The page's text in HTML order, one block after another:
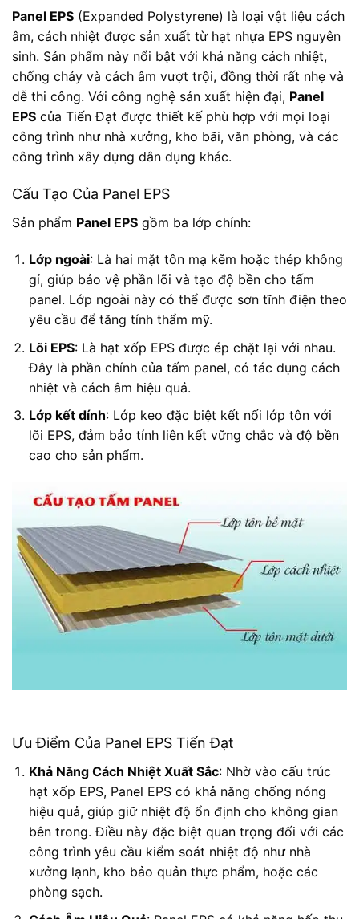
Panel EPS (Expanded Polystyrene) là loại vật liệu cách
âm, cách nhiệt được sản xuất từ hạt nhựa EPS nguyên
sinh. Sản phẩm này nổi bật với khả năng cách nhiệt,
chống cháy và cách âm vượt trội, đồng thời rất nhẹ và
dễ thi công. Với công nghệ sản xuất hiện đại, Panel
EPS của Tiến Đạt được thiết kế phù hợp với mọi loại
công trình như nhà xưởng, kho bãi, văn phòng, và các
công trình xây dựng dân dụng khác.
Cấu Tạo Của Panel EPS
Sản phẩm Panel EPS gồm ba lớp chính:
Lớp ngoài: Là hai mặt tôn mạ kẽm hoặc thép không
gỉ, giúp bảo vệ phần lõi và tạo độ bền cho tấm
panel. Lớp ngoài này có thể được sơn tĩnh điện theo
yêu cầu để tăng tính thẩm mỹ.
Lõi EPS: Là hạt xốp EPS được ép chặt lại với nhau.
Đây là phần chính của tấm panel, có tác dụng cách
nhiệt và cách âm hiệu quả.
Lớp kết dính: Lớp keo đặc biệt kết nối lớp tôn với
lõi EPS, đảm bảo tính liên kết vững chắc và độ bền
cao cho sản phẩm.
Ưu Điểm Của Panel EPS Tiến Đạt
Khả Năng Cách Nhiệt Xuất Sắc: Nhờ vào cấu trúc
hạt xốp EPS, Panel EPS có khả năng chống nóng
hiệu quả, giúp giữ nhiệt độ ổn định cho không gian
bên trong. Điều này đặc biệt quan trọng đối với các
công trình yêu cầu kiểm soát nhiệt độ như nhà
xưởng lạnh, kho bảo quản thực phẩm, hoặc các
phòng sạch.